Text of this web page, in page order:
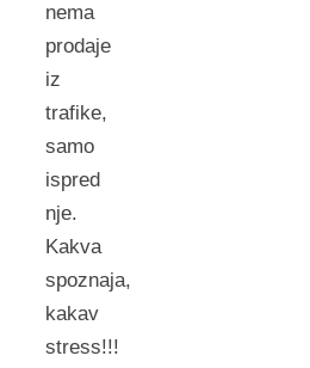
nema
prodaje
iz
trafike,
samo
ispred
nje.
Kakva
spoznaja,
kakav
stress!!!